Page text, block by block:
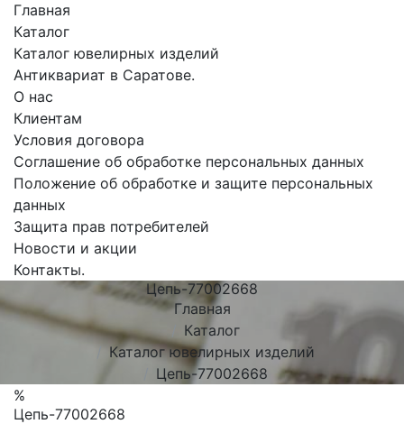
Главная
Каталог
Каталог ювелирных изделий
Антиквариат в Саратове.
О нас
Клиентам
Условия договора
Соглашение об обработке персональных данных
Положение об обработке и защите персональных
данных
Защита прав потребителей
Новости и акции
Контакты.
Цепь-77002668
Главная
Каталог
Каталог ювелирных изделий
Цепь-77002668
%
Цепь-77002668